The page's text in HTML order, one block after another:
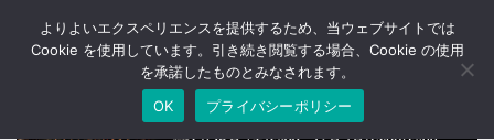
T
o
よりよいエクスペリエンスを提供するため、当ウェブサイトでは
Cookie を使用しています。引き続き閲覧する場合、Cookie の使用
を承諾したものとみなされます。
OK
プライバシーポリシー